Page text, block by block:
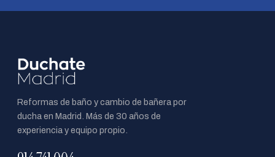
Reformas de baño y cambio de bañera por
ducha en Madrid. Más de 30 años de
experiencia y equipo propio.